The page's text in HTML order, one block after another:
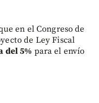
en el Congreso de
de Ley Fiscal
del 5% para el envío